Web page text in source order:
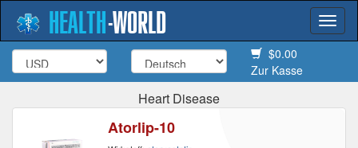
HEALTH-WORLD
$0.00
Zur Kasse
Heart Disease
Atorlip-10